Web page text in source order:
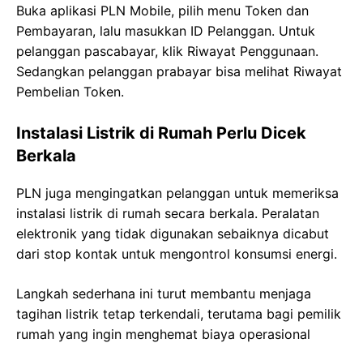
Buka aplikasi PLN Mobile, pilih menu Token dan
Pembayaran, lalu masukkan ID Pelanggan. Untuk
pelanggan pascabayar, klik Riwayat Penggunaan.
Sedangkan pelanggan prabayar bisa melihat Riwayat
Pembelian Token.
Instalasi Listrik di Rumah Perlu Dicek
Berkala
PLN juga mengingatkan pelanggan untuk memeriksa
instalasi listrik di rumah secara berkala. Peralatan
elektronik yang tidak digunakan sebaiknya dicabut
dari stop kontak untuk mengontrol konsumsi energi.
Langkah sederhana ini turut membantu menjaga
tagihan listrik tetap terkendali, terutama bagi pemilik
rumah yang ingin menghemat biaya operasional